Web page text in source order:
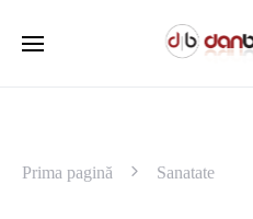
Prima pagină Sanatate